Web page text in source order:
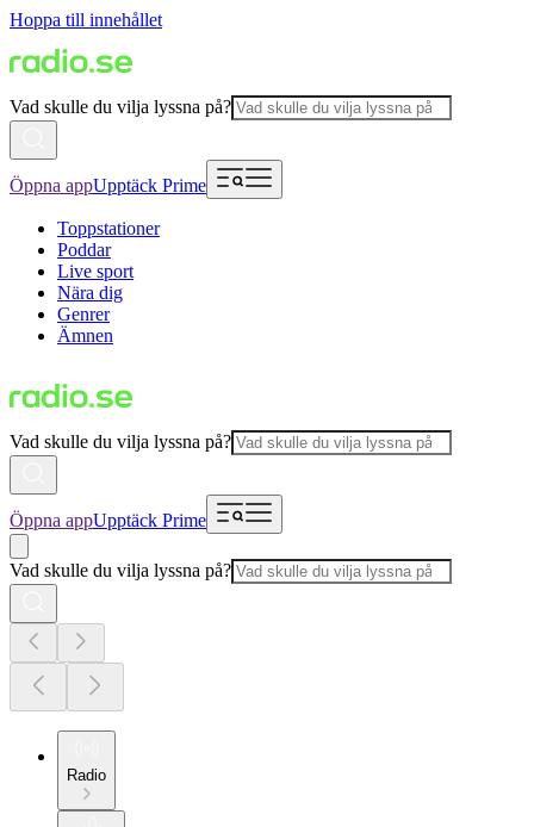
Hoppa till innehållet
Vad skulle du vilja lyssna på?
Öppna appUpptäck Prime
Toppstationer
Poddar
Live sport
Nära dig
Genrer
Ämnen
Vad skulle du vilja lyssna på?
Öppna appUpptäck Prime
Vad skulle du vilja lyssna på?
Radio